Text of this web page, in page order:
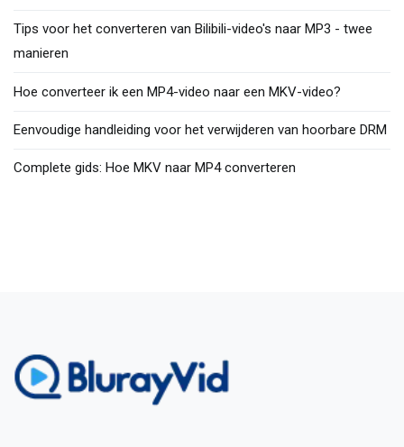
Tips voor het converteren van Bilibili-video's naar MP3 - twee
manieren
Hoe converteer ik een MP4-video naar een MKV-video?
Eenvoudige handleiding voor het verwijderen van hoorbare DRM
Complete gids: Hoe MKV naar MP4 converteren